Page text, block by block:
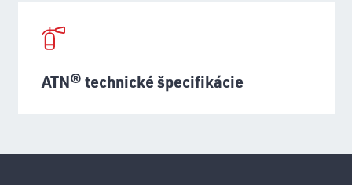
ATN® technické špecifikácie